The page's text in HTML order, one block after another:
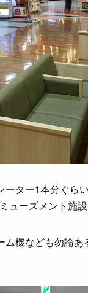
ター1本分ぐら
ーズメント施設
機なども勿論